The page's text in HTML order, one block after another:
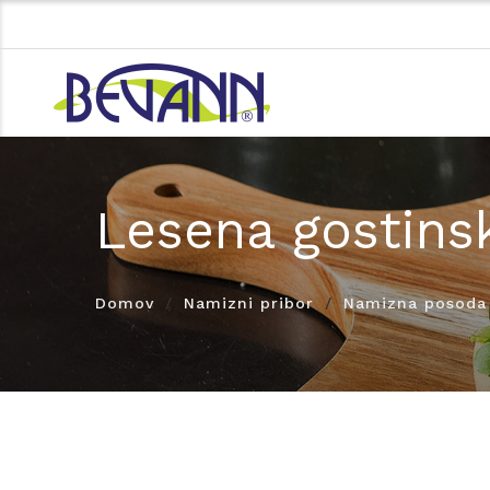
Lesena
Domov Namizni pribor Namizna posoda